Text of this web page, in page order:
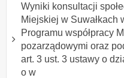
Wyniki konsultacji
Miejskiej w Suwałkach
Programu współpracy
pozarządowymi oraz
art. 3 ust. 3 ustawy o
o w